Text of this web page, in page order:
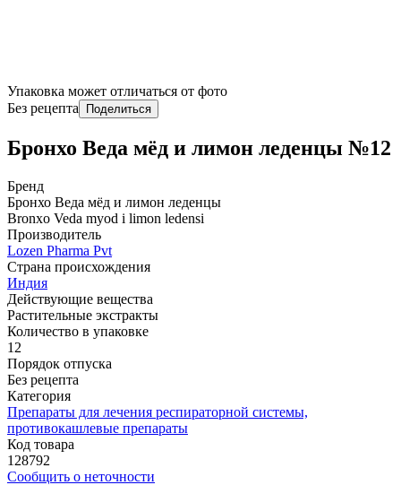
Упаковка может отличаться от фото
Без рецепта
Поделиться
Бронхо Веда мёд и лимон леденцы №12
Бренд
Бронхо Веда мёд и лимон леденцы
Bronxo Veda myod i limon ledensi
Производитель
Lozen Pharma Pvt
Страна происхождения
Индия
Действующие вещества
Растительные экстракты
Количество в упаковке
12
Порядок отпуска
Без рецепта
Категория
Препараты для лечения респираторной системы,
противокашлевые препараты
Код товара
128792
Сообщить о неточности